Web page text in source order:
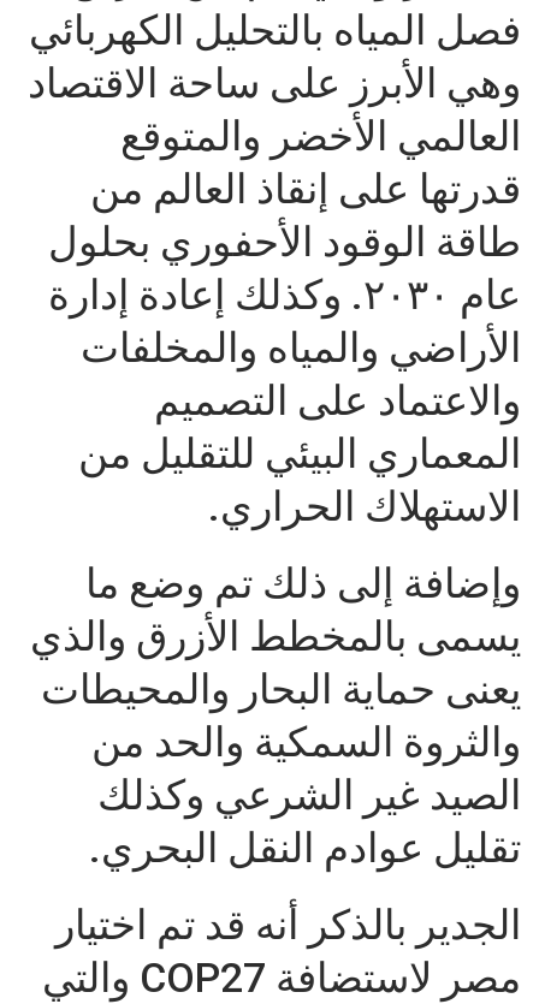
فصل المياه بالتحليل الكهربائي
وهي الأبرز على ساحة الاقتصاد
العالمي الأخضر والمتوقع
قدرتها على إنقاذ العالم من
طاقة الوقود الأحفوري بحلول
عام ٢٠٣٠. وكذلك إعادة إدارة
الأراضي والمياه والمخلفات
والاعتماد على التصميم
المعماري البيئي للتقليل من
الاستهلاك الحراري.
وإضافة إلى ذلك تم وضع ما
يسمى بالمخطط الأزرق والذي
يعنى حماية البحار والمحيطات
والثروة السمكية والحد من
الصيد غير الشرعي وكذلك
تقليل عوادم النقل البحري.
الجدير بالذكر أنه قد تم اختيار
مصر لاستضافة COP27 والتي